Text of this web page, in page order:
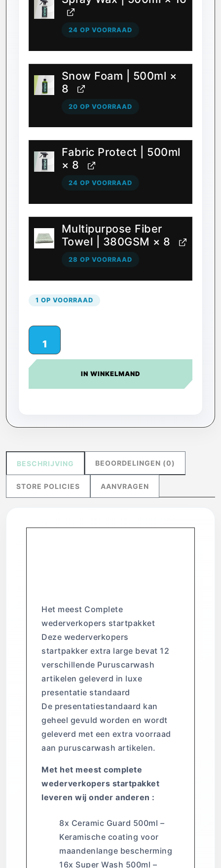
24 OP VOORRAAD
Snow Foam | 500ml ×
8
20 OP VOORRAAD
Fabric Protect | 500ml
× 8
24 OP VOORRAAD
Multipurpose Fiber
Towel | 380GSM × 8
28 OP VOORRAAD
1 OP VOORRAAD
IN WINKELMAND
BESCHRIJVING BEOORDELINGEN (0)
STORE POLICIES AANVRAGEN
Het meest Complete
wederverkopers startpakket
Deze wederverkopers
startpakker extra large bevat 12
verschillende Puruscarwash
artikelen geleverd in luxe
presentatie standaard
De presentatiestandaard kan
geheel gevuld worden en wordt
geleverd met een extra voorraad
aan puruscarwash artikelen.
Met het meest complete
wederverkopers startpakket
leveren wij onder anderen :
8x Ceramic Guard 500ml –
Keramische coating voor
maandenlange bescherming
16x Super Wash 500ml –